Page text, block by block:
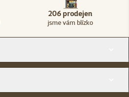
206 prodejen
jsme vám blízko